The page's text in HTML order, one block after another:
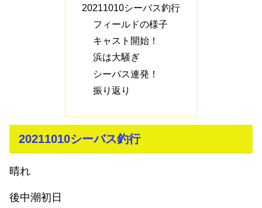
20211010シーバス釣行
フィールドの様子
キャスト開始！
浜は大騒ぎ
シーバス連発！
振り返り
20211010シーバス釣行
晴れ
後中潮初日